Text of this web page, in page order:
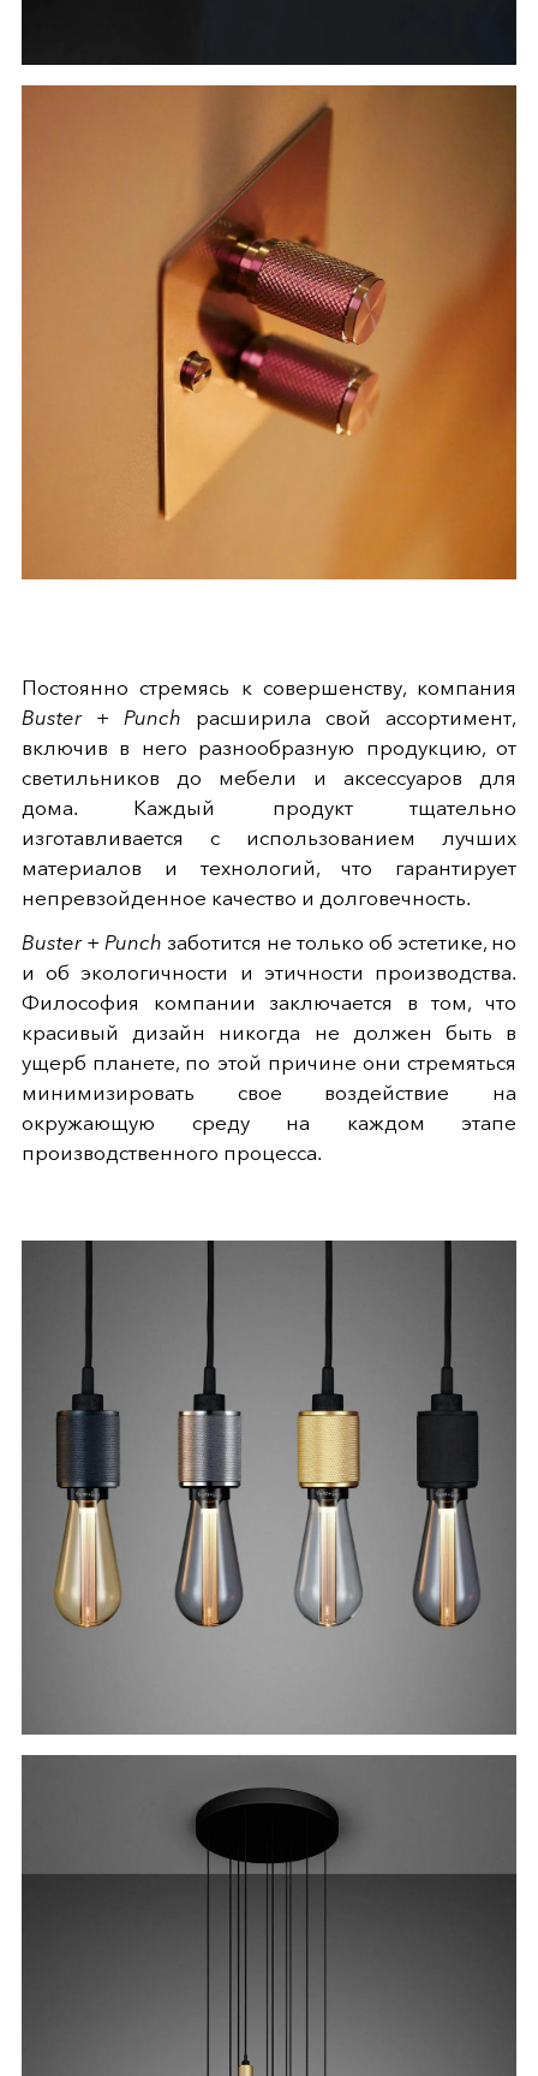
Постоянно стремясь к совершенству, компания
Buster + Punch расширила свой ассортимент,
включив в него разнообразную продукцию, от
светильников до мебели и аксессуаров для
дома. Каждый продукт тщательно
изготавливается с использованием лучших
материалов и технологий, что гарантирует
непревзойденное качество и долговечность.
Buster + Punch заботится не только об эстетике, но
и об экологичности и этичности производства.
Философия компании заключается в том, что
красивый дизайн никогда не должен быть в
ущерб планете, по этой причине они стремяться
минимизировать свое воздействие на
окружающую среду на каждом этапе
производственного процесса.